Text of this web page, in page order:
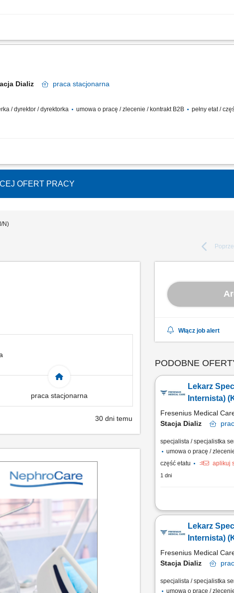
personelem medycznym; Przejmowanie obowiązków kierowniczych nad
Dializ praca stacjonarna
/ dyrektor / dyrektorka umowa o pracę / zlecenie / kontrakt B2B
pełny etat /
personelem medycznym; Przejmowanie obowiązków kierowniczych nad
OFERT PRACY
N)
praca stacjonarna
30 dni temu
Włącz job alert
PODOBNE
Lekarz
Internista)
Fresenius Medical
Stacja Dializ
specjalista / specjalistka
umowa o pracę /
część etatu
aplikuj
1 dni
Opis stanowiska:
nerek, przez schyłkową
monitorowanie powikłań
do dializ, dobór...
Lekarz
Internista)
Fresenius Medical
Stacja Dializ
specjalista / specjalistka
umowa o pracę /